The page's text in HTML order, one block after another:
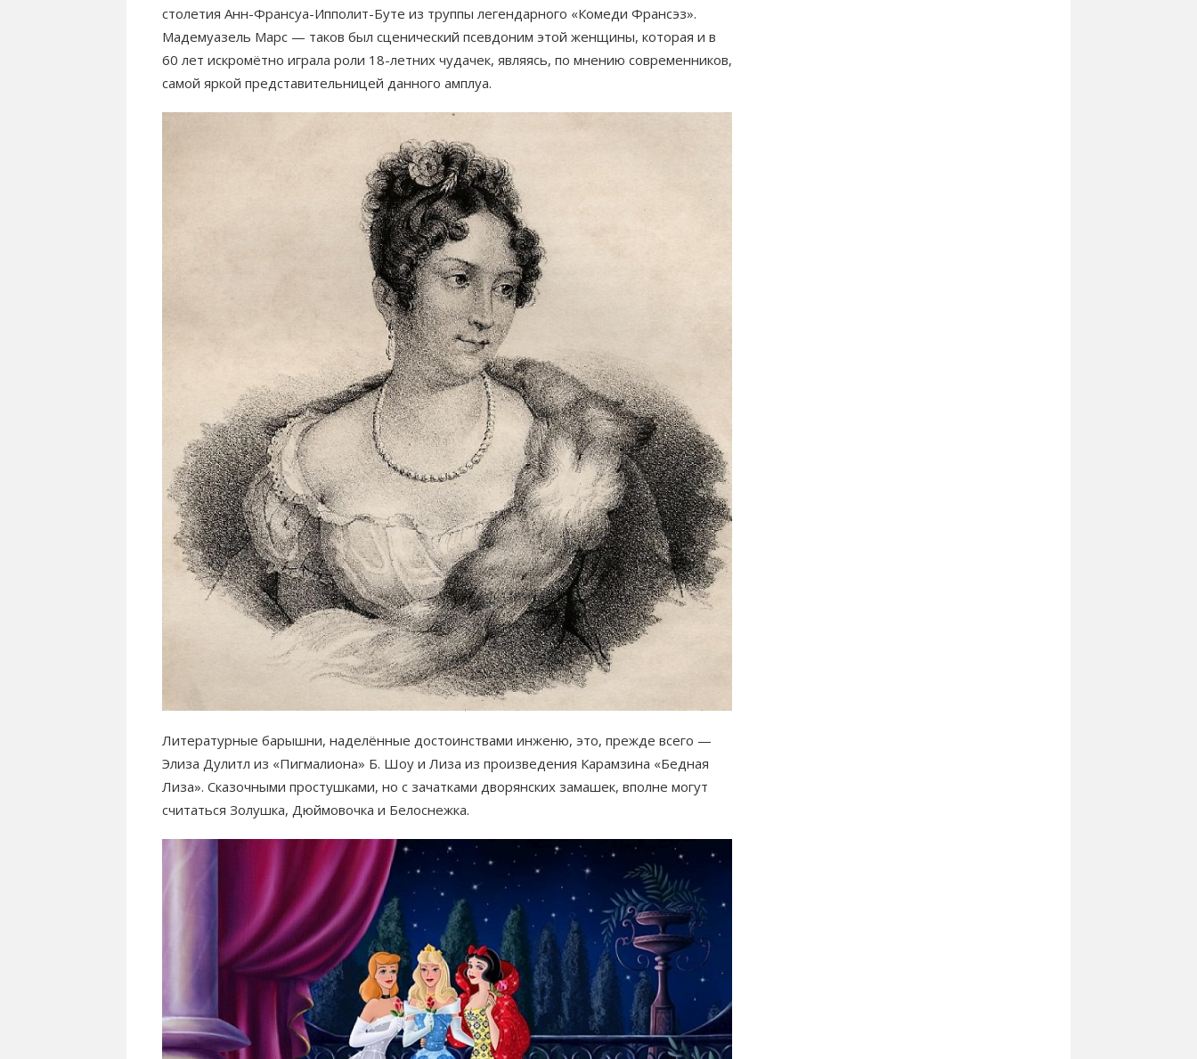
столетия Анн-Франсуа-Ипполит-Буте из труппы легендарного «Комеди Франсэз».
Мадемуазель Марс — таков был сценический псевдоним этой женщины, которая и в
60 лет искромётно играла роли 18-летних чудачек, являясь, по мнению современников,
самой яркой представительницей данного амплуа.
Литературные барышни, наделённые достоинствами инженю, это, прежде всего —
Элиза Дулитл из «Пигмалиона» Б. Шоу и Лиза из произведения Карамзина «Бедная
Лиза». Сказочными простушками, но с зачатками дворянских замашек, вполне могут
считаться Золушка, Дюймовочка и Белоснежка.